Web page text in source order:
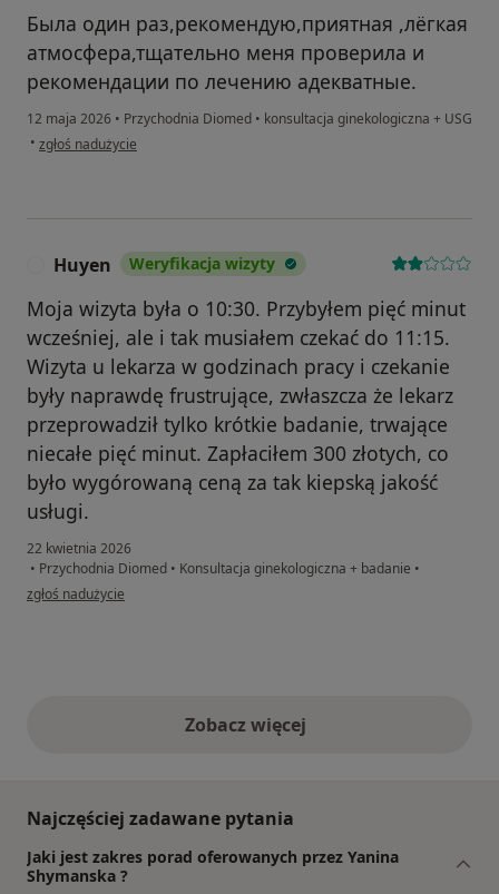
Была один раз,рекомендую,приятная ,лёгкая
атмосфера,тщательно меня проверила и
рекомендации по лечению адекватные.
12 maja 2026 • Przychodnia Diomed • konsultacja ginekologiczna + USG
• w opinii użytkownika Юлия
zgłoś nadużycie
Huyen Weryfikacja wizyty
Moja wizyta była o 10:30. Przybyłem pięć minut
wcześniej, ale i tak musiałem czekać do 11:15.
Wizyta u lekarza w godzinach pracy i czekanie
były naprawdę frustrujące, zwłaszcza że lekarz
przeprowadził tylko krótkie badanie, trwające
niecałe pięć minut. Zapłaciłem 300 złotych, co
było wygórowaną ceną za tak kiepską jakość
usługi.
22 kwietnia 2026
• Przychodnia Diomed • Konsultacja ginekologiczna + badanie •
w opinii użytkownika Huyen
zgłoś nadużycie
Zobacz więcejopinie powyżej
Najczęściej zadawane pytania
Jaki jest zakres porad oferowanych przez Yanina
Shymanska ?